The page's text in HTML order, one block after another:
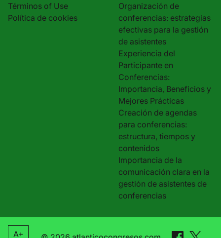
Términos of Use
Política de cookies
Organización de
conferencias: estrategias
efectivas para la gestión
de asistentes
Experiencia del
Participante en
Conferencias:
Importancia, Beneficios y
Mejores Prácticas
Creación de agendas
para conferencias:
estructura, tiempos y
contenidos
Importancia de la
comunicación clara en la
gestión de asistentes de
conferencias
A+